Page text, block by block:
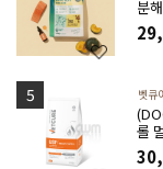
분
강
벳큐
롤
강